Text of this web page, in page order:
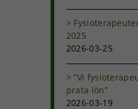
2025
2026-03-25
”Vi
prata lön”
2026-03-19